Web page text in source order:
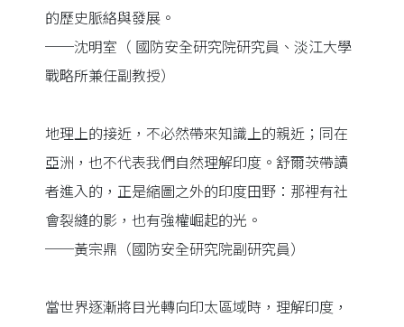
的歷史脈絡與發展。
──沈明室（ 國防安全研究院研究員、淡江大學
戰略所兼任副教授）
地理上的接近，不必然帶來知識上的親近；同在
亞洲，也不代表我們自然理解印度。舒爾茨帶讀
者進入的，正是縮圖之外的印度田野：那裡有社
會裂縫的影，也有強權崛起的光。
──黃宗鼎（國防安全研究院副研究員）
當世界逐漸將目光轉向印太區域時，理解印度，